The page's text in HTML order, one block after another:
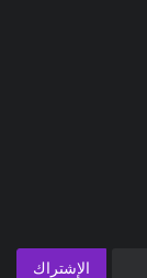
الإشتراك